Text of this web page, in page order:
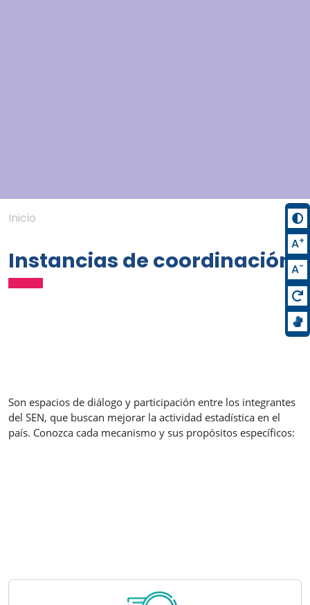
Inicio
Instancias de coordinación
Son espacios de diálogo y participación entre los integrantes
del SEN, que buscan mejorar la actividad estadística en el
país. Conozca cada mecanismo y sus propósitos específicos:
A+
A-